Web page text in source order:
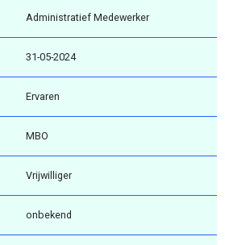
Administratief Medewerker
31-05-2024
Ervaren
MBO
Vrijwilliger
onbekend